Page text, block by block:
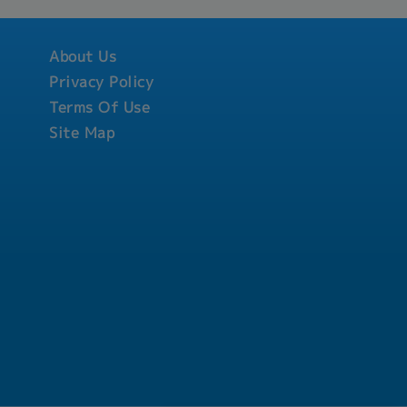
About Us
Privacy Policy
Terms Of Use
Site Map